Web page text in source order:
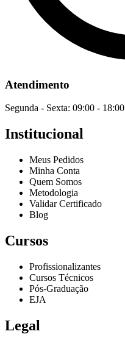
Atendimento
Segunda - Sexta: 09:00 - 18:00
Institucional
Meus Pedidos
Minha Conta
Quem Somos
Metodologia
Validar Certificado
Blog
Cursos
Profissionalizantes
Cursos Técnicos
Pós-Graduação
EJA
Legal